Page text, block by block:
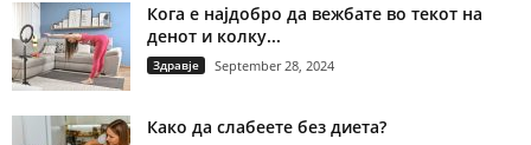
Кога е најдобро да вежбате во текот на
денот и колку...
Здравје September 28, 2024
Како да слабеете без диета?